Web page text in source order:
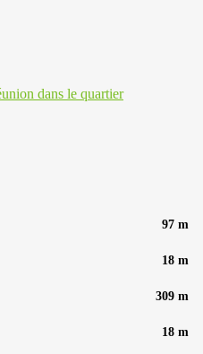
dans le quartier
97 m
18 m
309 m
18 m